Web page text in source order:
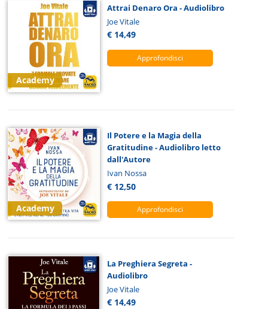
Academy
Attrai Denaro Ora - Audiolibro
Joe Vitale
€ 14,49
Approfondisci
Academy
Il Potere e la Magia della
Gratitudine - Audiolibro letto
dall'Autore
Ivan Nossa
€ 12,50
Approfondisci
La Preghiera Segreta -
Audiolibro
Joe Vitale
€ 14,49